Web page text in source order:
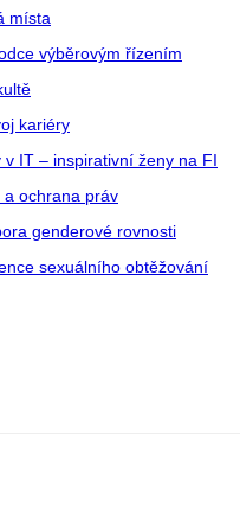
místa
výběrovým řízením
kariéry
v IT – inspirativní ženy na FI
a ochrana práv
genderové rovnosti
sexuálního obtěžování